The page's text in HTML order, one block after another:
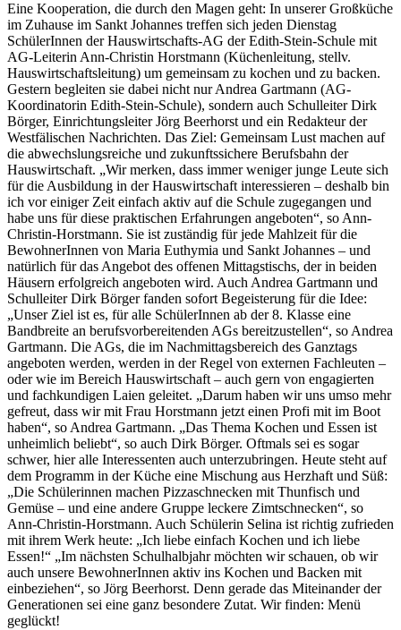
Eine Kooperation, die durch den Magen geht: In unserer Großküche
im Zuhause im Sankt Johannes treffen sich jeden Dienstag
SchülerInnen der Hauswirtschafts-AG der Edith-Stein-Schule mit
AG-Leiterin Ann-Christin Horstmann (Küchenleitung, stellv.
Hauswirtschaftsleitung) um gemeinsam zu kochen und zu backen.
Gestern begleiten sie dabei nicht nur Andrea Gartmann (AG-
Koordinatorin Edith-Stein-Schule), sondern auch Schulleiter Dirk
Börger, Einrichtungsleiter Jörg Beerhorst und ein Redakteur der
Westfälischen Nachrichten. Das Ziel: Gemeinsam Lust machen auf
die abwechslungsreiche und zukunftssichere Berufsbahn der
Hauswirtschaft. „Wir merken, dass immer weniger junge Leute sich
für die Ausbildung in der Hauswirtschaft interessieren – deshalb bin
ich vor einiger Zeit einfach aktiv auf die Schule zugegangen und
habe uns für diese praktischen Erfahrungen angeboten“, so Ann-
Christin-Horstmann. Sie ist zuständig für jede Mahlzeit für die
BewohnerInnen von Maria Euthymia und Sankt Johannes – und
natürlich für das Angebot des offenen Mittagstischs, der in beiden
Häusern erfolgreich angeboten wird. Auch Andrea Gartmann und
Schulleiter Dirk Börger fanden sofort Begeisterung für die Idee:
„Unser Ziel ist es, für alle SchülerInnen ab der 8. Klasse eine
Bandbreite an berufsvorbereitenden AGs bereitzustellen“, so Andrea
Gartmann. Die AGs, die im Nachmittagsbereich des Ganztags
angeboten werden, werden in der Regel von externen Fachleuten –
oder wie im Bereich Hauswirtschaft – auch gern von engagierten
und fachkundigen Laien geleitet. „Darum haben wir uns umso mehr
gefreut, dass wir mit Frau Horstmann jetzt einen Profi mit im Boot
haben“, so Andrea Gartmann. „Das Thema Kochen und Essen ist
unheimlich beliebt“, so auch Dirk Börger. Oftmals sei es sogar
schwer, hier alle Interessenten auch unterzubringen. Heute steht auf
dem Programm in der Küche eine Mischung aus Herzhaft und Süß:
„Die Schülerinnen machen Pizzaschnecken mit Thunfisch und
Gemüse – und eine andere Gruppe leckere Zimtschnecken“, so
Ann-Christin-Horstmann. Auch Schülerin Selina ist richtig zufrieden
mit ihrem Werk heute: „Ich liebe einfach Kochen und ich liebe
Essen!“ „Im nächsten Schulhalbjahr möchten wir schauen, ob wir
auch unsere BewohnerInnen aktiv ins Kochen und Backen mit
einbeziehen“, so Jörg Beerhorst. Denn gerade das Miteinander der
Generationen sei eine ganz besondere Zutat. Wir finden: Menü
geglückt!